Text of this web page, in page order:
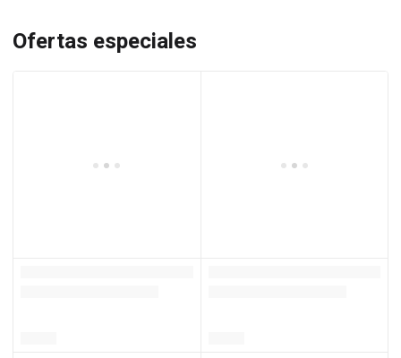
Ofertas especiales